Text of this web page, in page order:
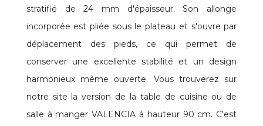
stratifié de 24 mm d'épaisseur. Son allonge
incorporée est pliée sous le plateau et s'ouvre par
déplacement des pieds, ce qui permet de
conserver une excellente stabilité et un design
harmonieux même ouverte. Vous trouverez sur
notre site la version de la table de cuisine ou de
salle à manger VALENCIA à hauteur 90 cm. C'est